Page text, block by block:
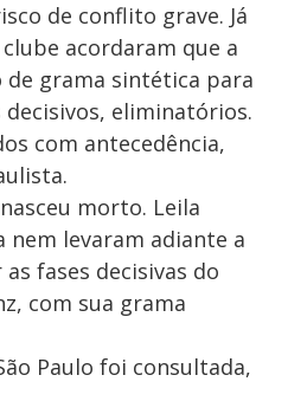
de conflito grave. Já
acordaram que a
grama sintética para
eliminatórios.
com antecedência,
morto. Leila
nem levaram adiante a
fases decisivas do
com sua grama
Paulo foi consultada,